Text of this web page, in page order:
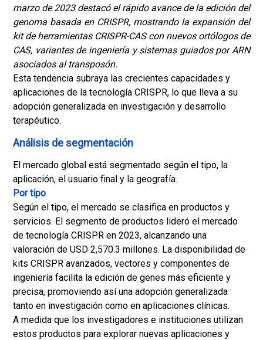
marzo de 2023 destacó el rápido avance de la edición del
genoma basada en CRISPR, mostrando la expansión del
kit de herramientas CRISPR-CAS con nuevos ortólogos de
CAS, variantes de ingeniería y sistemas guiados por ARN
asociados al transposón.
Esta tendencia subraya las crecientes capacidades y
aplicaciones de la tecnología CRISPR, lo que lleva a su
adopción generalizada en investigación y desarrollo
terapéutico.
Análisis de segmentación
El mercado global está segmentado según el tipo, la
aplicación, el usuario final y la geografía.
Por tipo
Según el tipo, el mercado se clasifica en productos y
servicios. El segmento de productos lideró el mercado
de tecnología CRISPR en 2023, alcanzando una
valoración de USD 2,570.3 millones. La disponibilidad de
kits CRISPR avanzados, vectores y componentes de
ingeniería facilita la edición de genes más eficiente y
precisa, promoviendo así una adopción generalizada
tanto en investigación como en aplicaciones clínicas.
A medida que los investigadores e instituciones utilizan
estos productos para explorar nuevas aplicaciones y